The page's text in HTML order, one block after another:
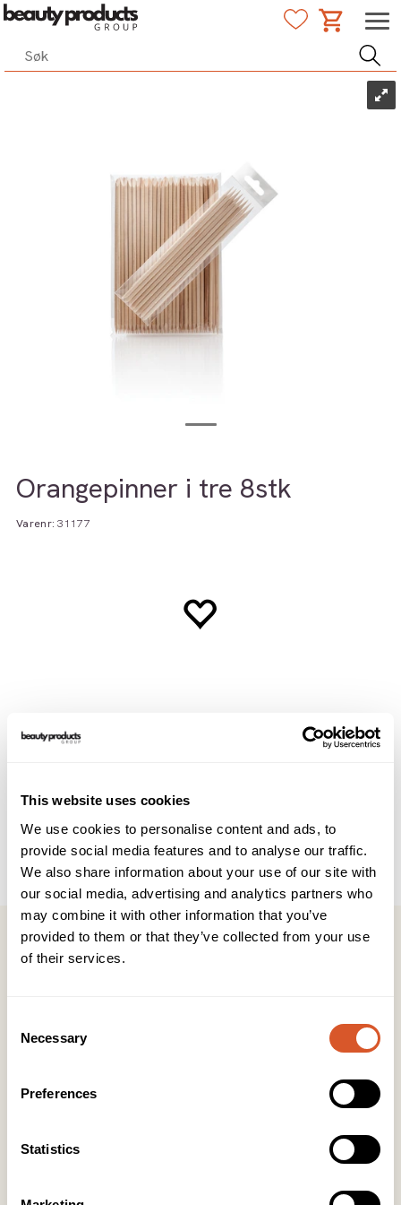
This website uses cookies
We use cookies to personalise content and ads, to
provide social media features and to analyse our traffic.
We also share information about your use of our site with
our social media, advertising and analytics partners who
may combine it with other information that you’ve
provided to them or that they’ve collected from your use
of their services.
Selection
Necessary
Preferences
Statistics
Orangepinner i tre 8stk
Varenr:31177
Orangepinner i tre. Brukes i manikyr- og pedikyrbehandling.
KONTOR HUDAVDELING
kundeservice@beautyproducts.no
Tlf:64 97 40 60